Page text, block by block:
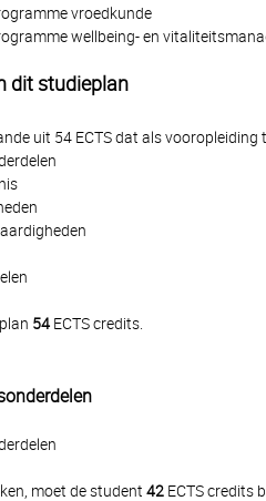
vroedkunde
wellbeing- en
dit studieplan
uit 54 ECTS dat als
54 ECTS credits.
moet de student 42 ECTS credits